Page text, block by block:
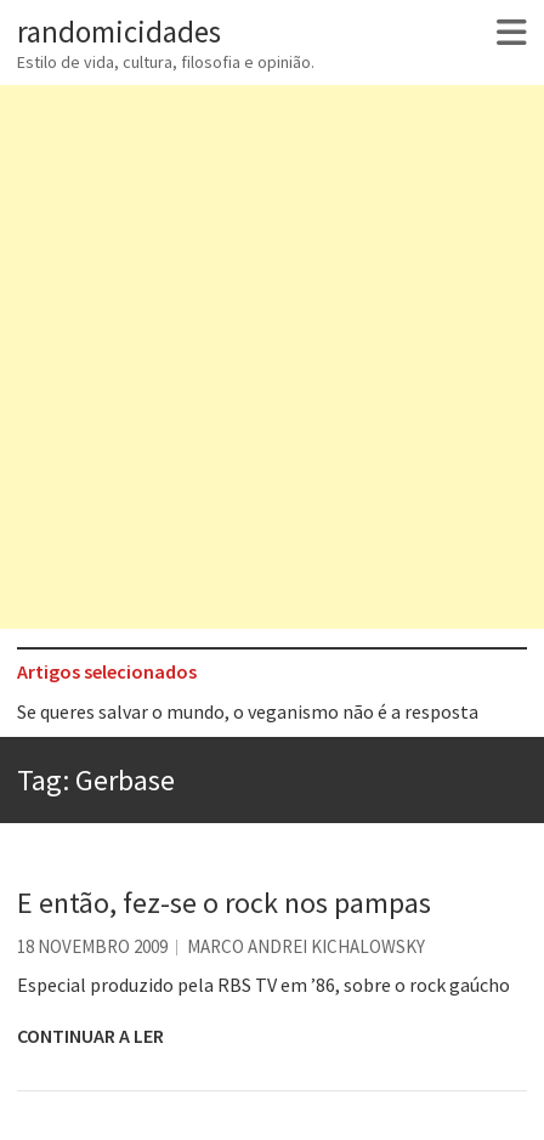
randomicidades
Estilo de vida, cultura, filosofia e opinião.
Artigos selecionados
Tem que filmar isso daí
Aprender a fracassar é o segredo do sucesso
Esse tal de Rock Gaúcho
Os causos de Jorge Luis Borges
Voto obrigatório é correto?
Tag: Gerbase
E então, fez-se o rock nos pampas
18 NOVEMBRO 2009 MARCO ANDREI KICHALOWSKY
Especial produzido pela RBS TV em ’86, sobre o rock gaúcho
CONTINUAR A LER